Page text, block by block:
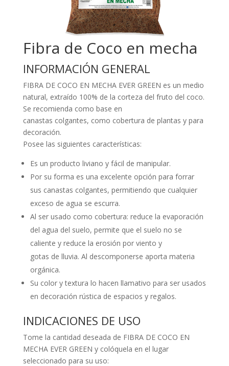
Fibra de Coco en mecha
INFORMACIÓN GENERAL
FIBRA DE COCO EN MECHA EVER GREEN es un medio
natural, extraído 100% de la corteza del fruto del coco.
Se recomienda como base en
canastas colgantes, como cobertura de plantas y para
decoración.
Posee las siguientes características:
Es un producto liviano y fácil de manipular.
Por su forma es una excelente opción para forrar
sus canastas colgantes, permitiendo que cualquier
exceso de agua se escurra.
Al ser usado como cobertura: reduce la evaporación
del agua del suelo, permite que el suelo no se
caliente y reduce la erosión por viento y
gotas de lluvia. Al descomponerse aporta materia
orgánica.
Su color y textura lo hacen llamativo para ser usados
en decoración rústica de espacios y regalos.
INDICACIONES DE USO
Tome la cantidad deseada de FIBRA DE COCO EN
MECHA EVER GREEN y colóquela en el lugar
seleccionado para su uso: